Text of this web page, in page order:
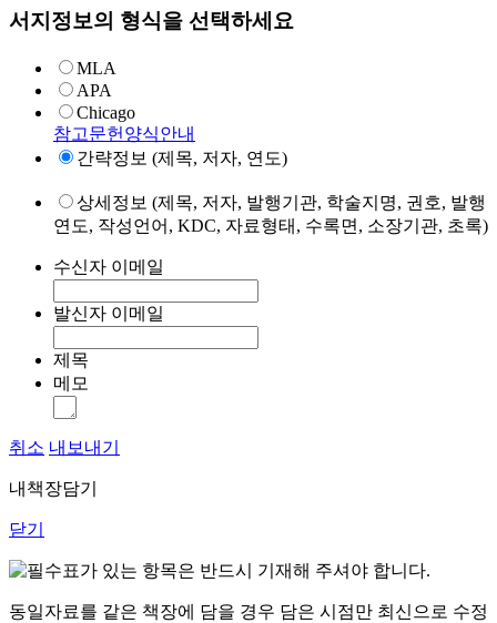
서지정보의 형식을 선택하세요
MLA
APA
Chicago
참고문헌양식안내
간략정보 (제목, 저자, 연도)
상세정보 (제목, 저자, 발행기관, 학술지명, 권호, 발행
연도, 작성언어, KDC, 자료형태, 수록면, 소장기관, 초록)
수신자 이메일
발신자 이메일
제목
메모
취소 내보내기
내책장담기
닫기
표가 있는 항목은 반드시 기재해 주셔야 합니다.
동일자료를 같은 책장에 담을 경우 담은 시점만 최신으로 수정